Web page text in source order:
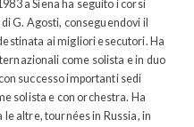
a Siena ha seguito i corsi
G. Agosti, conseguendovi il
ai migliori esecutori. Ha
come solista e in duo
successo importanti sedi
solista e con orchestra. Ha
altre, tournées in Russia, in